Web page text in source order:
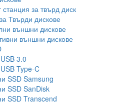
станция за твърд диск
Твърди дискове
външни дискове
външни дискове
3.0
Type-C
SSD Samsung
SSD SanDisk
SSD Transcend